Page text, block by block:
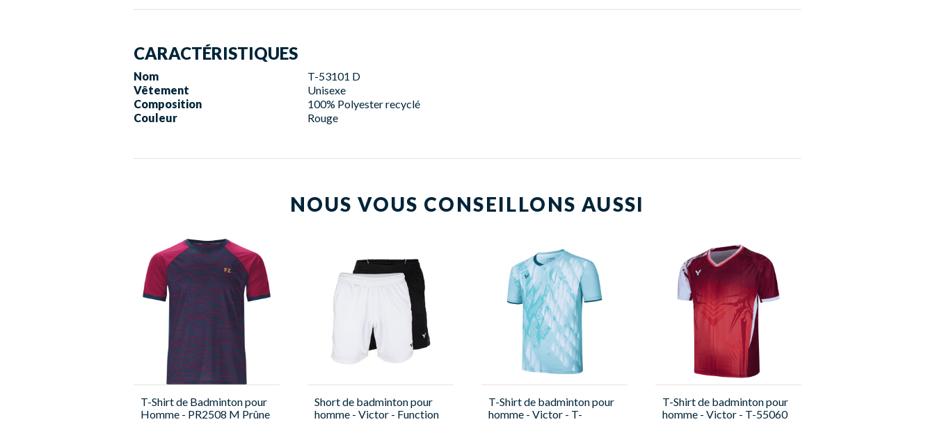
CARACTÉRISTIQUES
Nom
T-53101 D
Vêtement
Unisexe
Composition
100% Polyester recyclé
Couleur
Rouge
NOUS VOUS CONSEILLONS AUSSI
T-Shirt de Badminton pour
Homme - PR2508 M Prûne
Short de badminton pour
homme - Victor - Function
T-Shirt de badminton pour
homme - Victor - T-
T-Shirt de badminton pour
homme - Victor - T-55060